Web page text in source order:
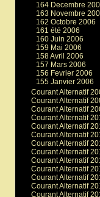
164 Decembre
163 Novembre
162 Octobre 2006
161 été 2006
160 Juin 2006
159 Mai 2006
158 Avril 2006
157 Mars 2006
156 Fevrier 2006
155 Janvier 2006
Courant Alternatif
Courant Alternatif
Courant Alternatif
Courant Alternatif
Courant Alternatif
Courant Alternatif
Courant Alternatif
Courant Alternatif
Courant Alternatif
Courant Alternatif
Courant Alternatif
Courant Alternatif
Courant Alternatif